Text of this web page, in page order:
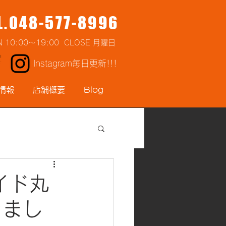
577-8996
10:00～19:00 CLOSE 月曜日
Instagram毎日更新!!!
報 店舗概要 Blog
ド丸
し